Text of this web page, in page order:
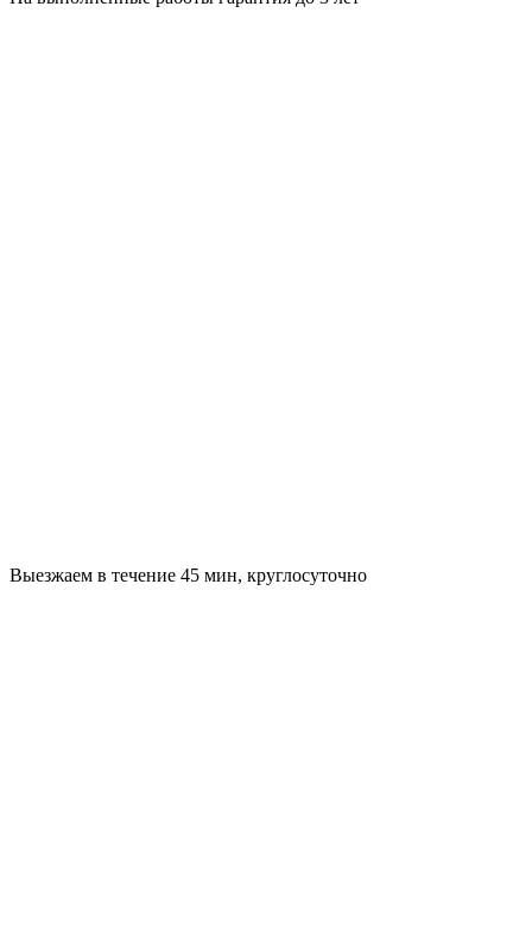
Выезжаем в течение 45 мин, круглосуточно